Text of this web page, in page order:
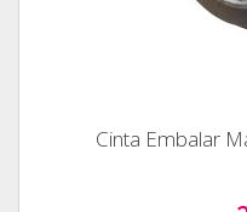
Cinta Embalar